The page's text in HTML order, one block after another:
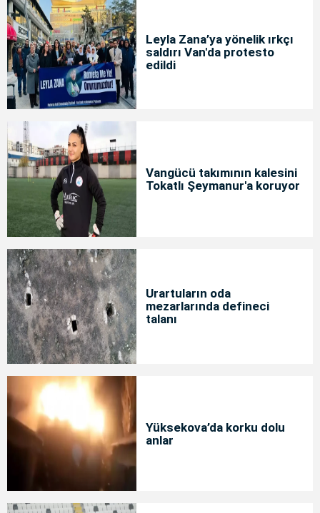
Leyla Zana’ya yönelik ırkçı
saldırı Van'da protesto
edildi
Vangücü takımının kalesini
Tokatlı Şeymanur'a koruyor
Urartuların oda
mezarlarında defineci
talanı
Yüksekova’da korku dolu
anlar